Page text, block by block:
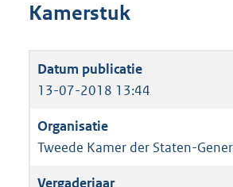
Kamerstuk
13-07-2018 13:44
Tweede Kamer der Staten-